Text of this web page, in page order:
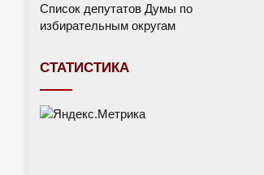
Список депутатов Думы по
избирательным округам
СТАТИСТИКА